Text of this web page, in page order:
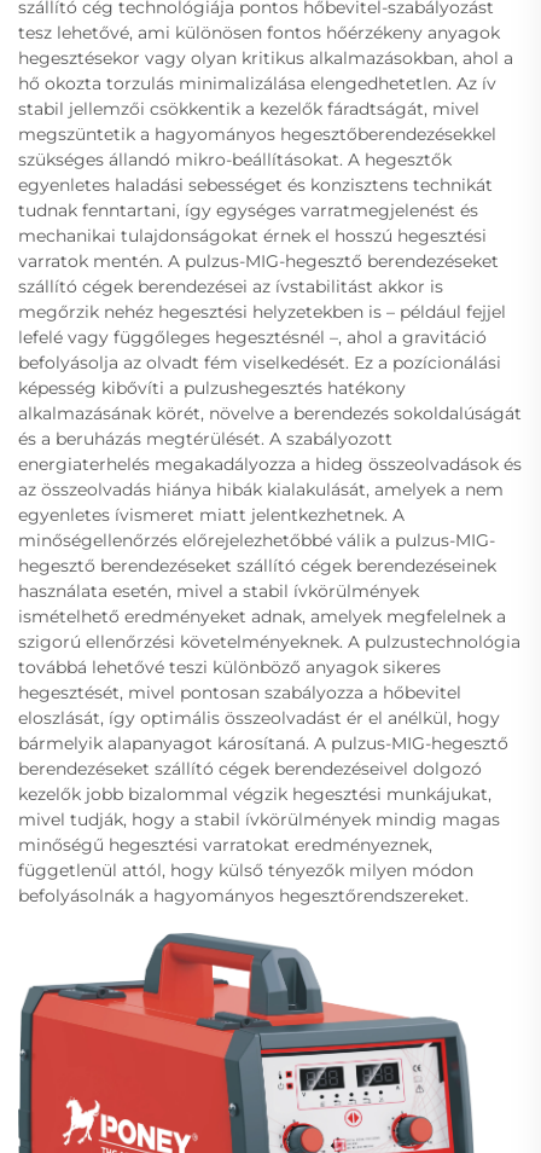
szállító cég technológiája pontos hőbevitel-szabályozást
tesz lehetővé, ami különösen fontos hőérzékeny anyagok
hegesztésekor vagy olyan kritikus alkalmazásokban, ahol a
hő okozta torzulás minimalizálása elengedhetetlen. Az ív
stabil jellemzői csökkentik a kezelők fáradtságát, mivel
megszüntetik a hagyományos hegesztőberendezésekkel
szükséges állandó mikro-beállításokat. A hegesztők
egyenletes haladási sebességet és konzisztens technikát
tudnak fenntartani, így egységes varratmegjelenést és
mechanikai tulajdonságokat érnek el hosszú hegesztési
varratok mentén. A pulzus-MIG-hegesztő berendezéseket
szállító cégek berendezései az ívstabilitást akkor is
megőrzik nehéz hegesztési helyzetekben is – például fejjel
lefelé vagy függőleges hegesztésnél –, ahol a gravitáció
befolyásolja az olvadt fém viselkedését. Ez a pozícionálási
képesség kibővíti a pulzushegesztés hatékony
alkalmazásának körét, növelve a berendezés sokoldalúságát
és a beruházás megtérülését. A szabályozott
energiaterhelés megakadályozza a hideg összeolvadások és
az összeolvadás hiánya hibák kialakulását, amelyek a nem
egyenletes ívismeret miatt jelentkezhetnek. A
minőségellenőrzés előrejelezhetőbbé válik a pulzus-MIG-
hegesztő berendezéseket szállító cégek berendezéseinek
használata esetén, mivel a stabil ívkörülmények
ismételhető eredményeket adnak, amelyek megfelelnek a
szigorú ellenőrzési követelményeknek. A pulzustechnológia
továbbá lehetővé teszi különböző anyagok sikeres
hegesztését, mivel pontosan szabályozza a hőbevitel
eloszlását, így optimális összeolvadást ér el anélkül, hogy
bármelyik alapanyagot károsítaná. A pulzus-MIG-hegesztő
berendezéseket szállító cégek berendezéseivel dolgozó
kezelők jobb bizalommal végzik hegesztési munkájukat,
mivel tudják, hogy a stabil ívkörülmények mindig magas
minőségű hegesztési varratokat eredményeznek,
függetlenül attól, hogy külső tényezők milyen módon
befolyásolnák a hagyományos hegesztőrendszereket.